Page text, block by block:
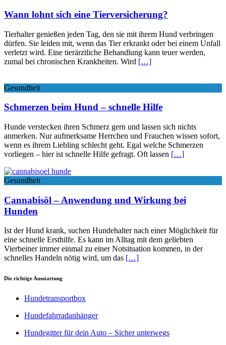
Wann lohnt sich eine Tierversicherung?
Tierhalter genießen jeden Tag, den sie mit ihrem Hund verbringen
dürfen. Sie leiden mit, wenn das Tier erkrankt oder bei einem Unfall
verletzt wird. Eine tierärztliche Behandlung kann teuer werden,
zumal bei chronischen Krankheiten. Wird […]
Gesundheit
Schmerzen beim Hund – schnelle Hilfe
Hunde verstecken ihren Schmerz gern und lassen sich nichts
anmerken. Nur aufmerksame Herrchen und Frauchen wissen sofort,
wenn es ihrem Liebling schlecht geht. Egal welche Schmerzen
vorliegen – hier ist schnelle Hilfe gefragt. Oft lassen […]
Gesundheit
Cannabisöl – Anwendung und Wirkung bei
Hunden
Ist der Hund krank, suchen Hundehalter nach einer Möglichkeit für
eine schnelle Ersthilfe. Es kann im Alltag mit dem geliebten
Vierbeiner immer einmal zu einer Notsituation kommen, in der
schnelles Handeln nötig wird, um das […]
Die richtige Ausstattung
Hundetransportbox
Hundefahrradanhänger
Hundegitter für dein Auto – Sicher unterwegs